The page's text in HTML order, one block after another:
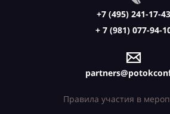
+7 (495) 241-17-43
+ 7 (981) 077-94-
Правила участия в